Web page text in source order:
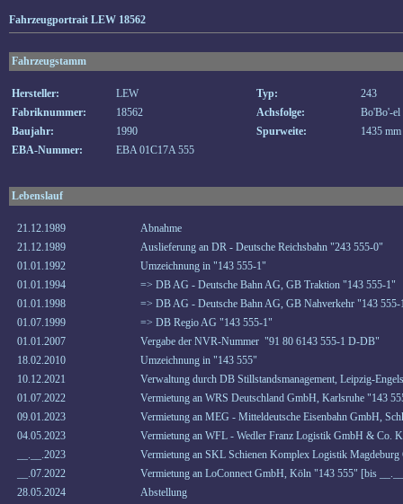
Fahrzeugportrait LEW 18562
Fahrzeugstamm
Hersteller: LEW Typ:
243
Fabriknummer:
18562 Achsfolge:
Bo'Bo'-el
Baujahr:
1990 Spurweite:
1435 mm
EBA-Nummer:
EBA 01C17A 555
Lebenslauf
21.12.1989
Abnahme
21.12.1989
Auslieferung an DR - Deutsche Reichsbahn "243 555-0"
01.01.1992
Umzeichnung in "143 555-1"
01.01.1994
=> DB AG - Deutsche Bahn AG, GB Traktion "143 555-1"
01.01.1998
=> DB AG - Deutsche Bahn AG, GB Nahverkehr "143 555-
01.07.1999
=> DB Regio AG "143 555-1"
01.01.2007
Vergabe der NVR-Nummer "91 80 6143 555-1 D-DB"
18.02.2010
Umzeichnung in "143 555"
10.12.2021
Verwaltung durch DB Stillstandsmanagement, Leipzig-
01.07.2022
Vermietung an WRS Deutschland GmbH, Karlsruhe "143
09.01.2023
Vermietung an MEG - Mitteldeutsche Eisenbahn GmbH,
04.05.2023
Vermietung an WFL - Wedler Franz Logistik GmbH & Co.
__.__.2023
Vermietung an SKL Schienen Komplex Logistik
__.07.2022
Vermietung an LoConnect GmbH, Köln "143 555" [bis
28.05.2024
Abstellung